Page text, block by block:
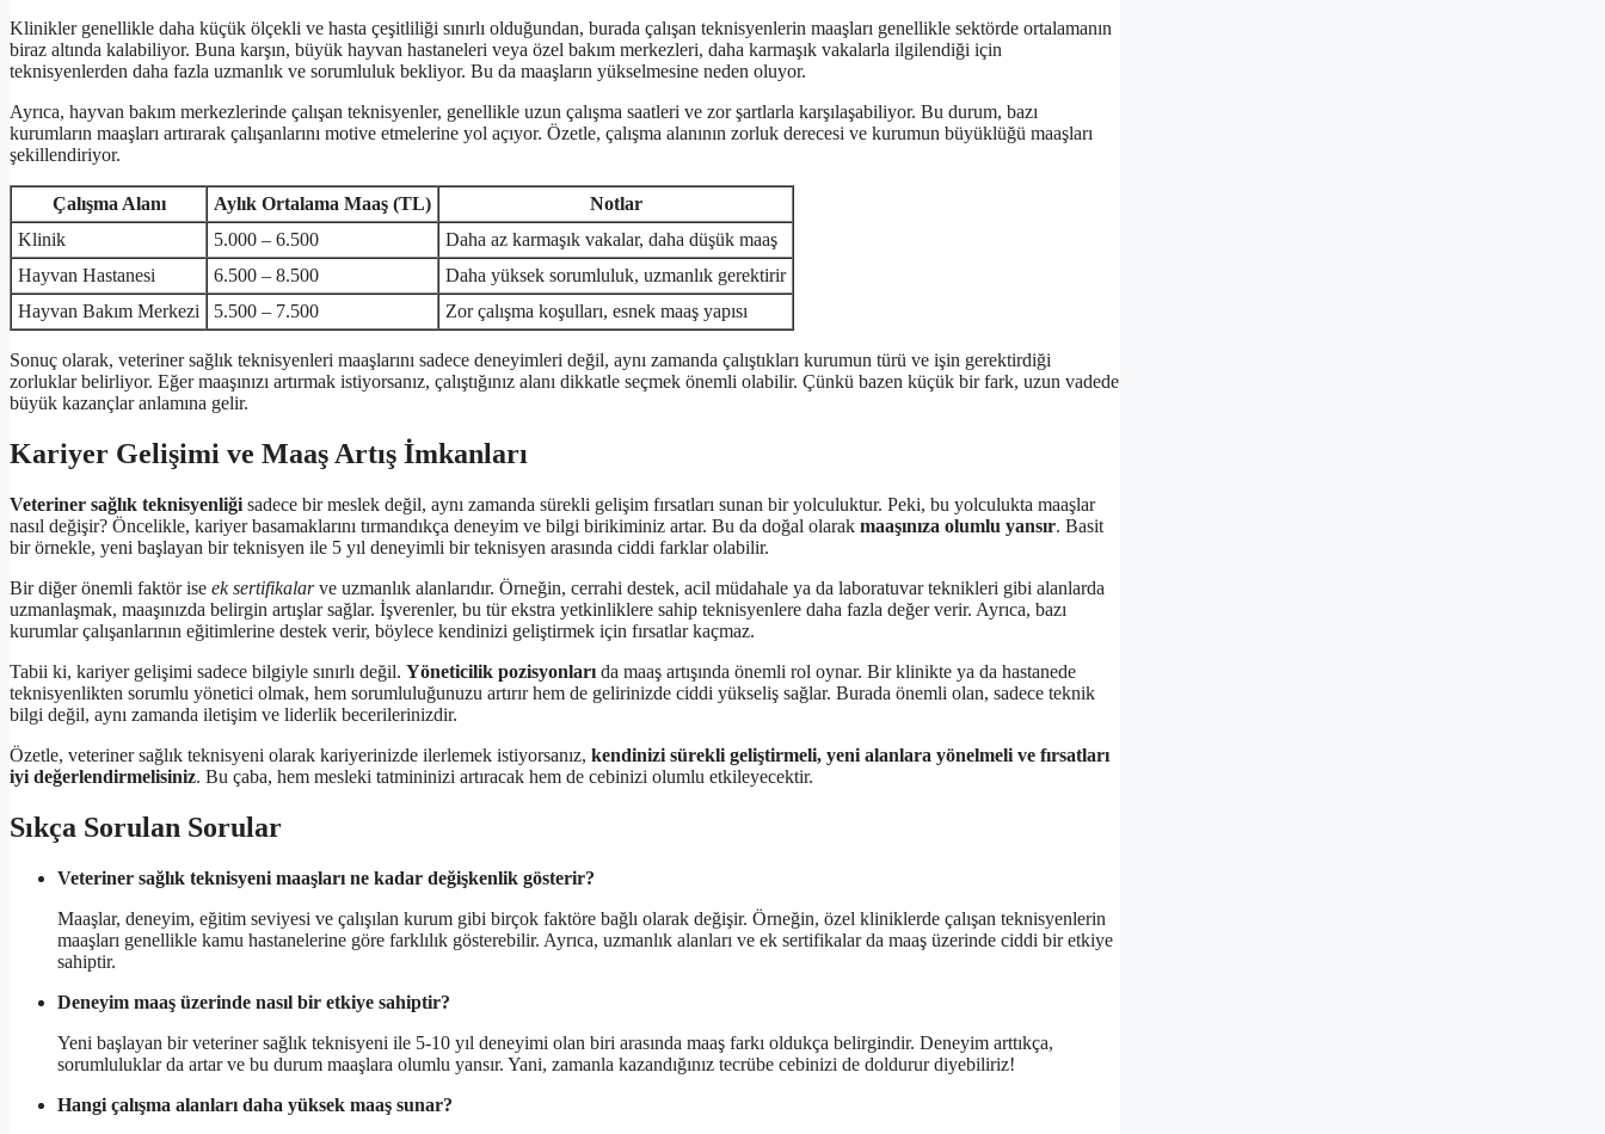
Klinikler genellikle daha küçük ölçekli ve hasta çeşitliliği sınırlı olduğundan, burada çalışan teknisyenlerin maaşları genellikle sektörde ortalamanın
biraz altında kalabiliyor. Buna karşın, büyük hayvan hastaneleri veya özel bakım merkezleri, daha karmaşık vakalarla ilgilendiği için
teknisyenlerden daha fazla uzmanlık ve sorumluluk bekliyor. Bu da maaşların yükselmesine neden oluyor.
Ayrıca, hayvan bakım merkezlerinde çalışan teknisyenler, genellikle uzun çalışma saatleri ve zor şartlarla karşılaşabiliyor. Bu durum, bazı
kurumların maaşları artırarak çalışanlarını motive etmelerine yol açıyor. Özetle, çalışma alanının zorluk derecesi ve kurumun büyüklüğü maaşları
şekillendiriyor.
Çalışma Alanı Aylık Ortalama Maaş (TL)
Notlar
Klinik
5.000 – 6.500
Daha az karmaşık vakalar, daha düşük maaş
Hayvan Hastanesi
6.500 – 8.500
Daha yüksek sorumluluk, uzmanlık gerektirir
Hayvan Bakım Merkezi
5.500 – 7.500 Zor çalışma koşulları, esnek maaş yapısı
Sonuç olarak, veteriner sağlık teknisyenleri maaşlarını sadece deneyimleri değil, aynı zamanda çalıştıkları kurumun türü ve işin gerektirdiği
zorluklar belirliyor. Eğer maaşınızı artırmak istiyorsanız, çalıştığınız alanı dikkatle seçmek önemli olabilir. Çünkü bazen küçük bir fark, uzun vadede
büyük kazançlar anlamına gelir.
Kariyer Gelişimi ve Maaş Artış İmkanları
Veteriner sağlık teknisyenliği sadece bir meslek değil, aynı zamanda sürekli gelişim fırsatları sunan bir yolculuktur. Peki, bu yolculukta maaşlar
nasıl değişir? Öncelikle, kariyer basamaklarını tırmandıkça deneyim ve bilgi birikiminiz artar. Bu da doğal olarak maaşınıza olumlu yansır. Basit
bir örnekle, yeni başlayan bir teknisyen ile 5 yıl deneyimli bir teknisyen arasında ciddi farklar olabilir.
Bir diğer önemli faktör ise ek sertifikalarve uzmanlık alanlarıdır. Örneğin, cerrahi destek, acil müdahale ya da laboratuvar teknikleri gibi alanlarda
uzmanlaşmak, maaşınızda belirgin artışlar sağlar. İşverenler, bu tür ekstra yetkinliklere sahip teknisyenlere daha fazla değer verir. Ayrıca, bazı
kurumlar çalışanlarının eğitimlerine destek verir, böylece kendinizi geliştirmek için fırsatlar kaçmaz.
Tabii ki, kariyer gelişimi sadece bilgiyle sınırlı değil. Yöneticilik pozisyonları da maaş artışında önemli rol oynar. Bir klinikte ya da hastanede
teknisyenlikten sorumlu yönetici olmak, hem sorumluluğunuzu artırır hem de gelirinizde ciddi yükseliş sağlar. Burada önemli olan, sadece teknik
bilgi değil, aynı zamanda iletişim ve liderlik becerilerinizdir.
Özetle, veteriner sağlık teknisyeni olarak kariyerinizde ilerlemek istiyorsanız, kendinizi sürekli geliştirmeli, yeni alanlara yönelmeli ve fırsatları
iyi değerlendirmelisiniz. Bu çaba, hem mesleki tatmininizi artıracak hem de cebinizi olumlu etkileyecektir.
Sıkça Sorulan Sorular
Veteriner sağlık teknisyeni maaşları ne kadar değişkenlik gösterir?
Maaşlar, deneyim, eğitim seviyesi ve çalışılan kurum gibi birçok faktöre bağlı olarak değişir. Örneğin, özel kliniklerde çalışan teknisyenlerin
maaşları genellikle kamu hastanelerine göre farklılık gösterebilir. Ayrıca, uzmanlık alanları ve ek sertifikalar da maaş üzerinde ciddi bir etkiye
sahiptir.
Deneyim maaş üzerinde nasıl bir etkiye sahiptir?
Yeni başlayan bir veteriner sağlık teknisyeni ile 5-10 yıl deneyimi olan biri arasında maaş farkı oldukça belirgindir. Deneyim arttıkça,
sorumluluklar da artar ve bu durum maaşlara olumlu yansır. Yani, zamanla kazandığınız tecrübe cebinizi de doldurur diyebiliriz!
Hangi çalışma alanları daha yüksek maaş sunar?